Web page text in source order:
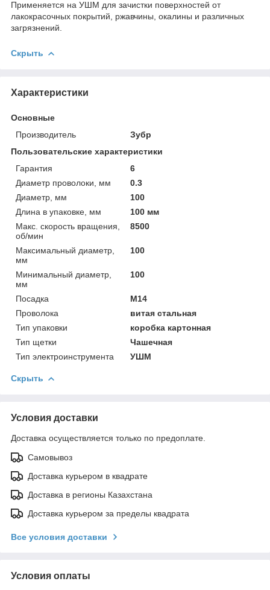
Применяется на УШМ для зачистки поверхностей от
лакокрасочных покрытий, ржавчины, окалины и различных
загрязнений.
Скрыть
Характеристики
Основные
Производитель
Зубр
Пользовательские характеристики
Гарантия
6
Диаметр проволоки, мм
0.3
Диаметр, мм
100
Длина в упаковке, мм
100 мм
Макс. скорость вращения,
об/мин
8500
Максимальный диаметр,
мм
100
Минимальный диаметр,
мм
100
Посадка
М14
Проволока
витая стальная
Тип упаковки
коробка картонная
Тип щетки
Чашечная
Тип электроинструмента
УШМ
Скрыть
Условия доставки
Доставка осуществляется только по предоплате.
Самовывоз
Доставка курьером в квадрате
Доставка в регионы Казахстана
Доставка курьером за пределы квадрата
Все условия доставки
Условия оплаты